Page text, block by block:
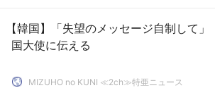
【韓国】「失望のメッセージ自制して
国大使に伝える
MIZUHO no KUNI ≪2ch≫特亜ニュース